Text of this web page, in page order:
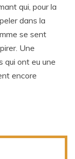
qui, pour la
dans la
se sent
Une
qui ont eu une
encore